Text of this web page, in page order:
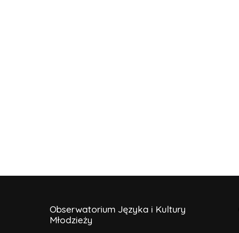
Obserwatorium Języka i Kultury
Młodzieży